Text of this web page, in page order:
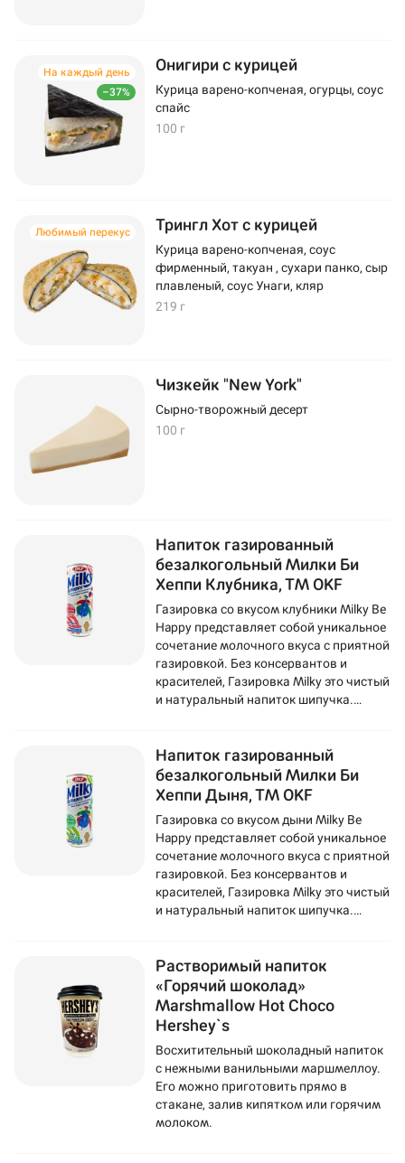
–37%
На каждый день Онигири с курицей
Курица варено-копченая, огурцы, соус
спайс
100 г
Любимый перекус Трингл Хот с курицей
Курица варено-копченая, соус
фирменный, такуан , сухари панко, сыр
плавленый, соус Унаги, кляр
219 г
Чизкейк "New York"
Сырно-творожный десерт
100 г
Напиток газированный
безалкогольный Милки Би
Хеппи Клубника, ТМ OKF
Газировка со вкусом клубники Milky Be
Happy представляет собой уникальное
сочетание молочного вкуса с приятной
газировкой. Без консервантов и
красителей, Газировка Milky это чистый
и натуральный напиток шипучка.
Нидерландов.
Напиток газированный
безалкогольный Милки Би
Хеппи Дыня, ТМ OKF
Газировка со вкусом дыни Milky Be
Happy представляет собой уникальное
сочетание молочного вкуса с приятной
газировкой. Без консервантов и
красителей, Газировка Milky это чистый
и натуральный напиток шипучка.
Нидерландов.
Растворимый напиток
«Горячий шоколад»
Marshmallow Hot Choco
Hershey`s
Восхитительный шоколадный напиток
с нежными ванильными маршмеллоу.
Его можно приготовить прямо в
стакане, залив кипятком или горячим
молоком.